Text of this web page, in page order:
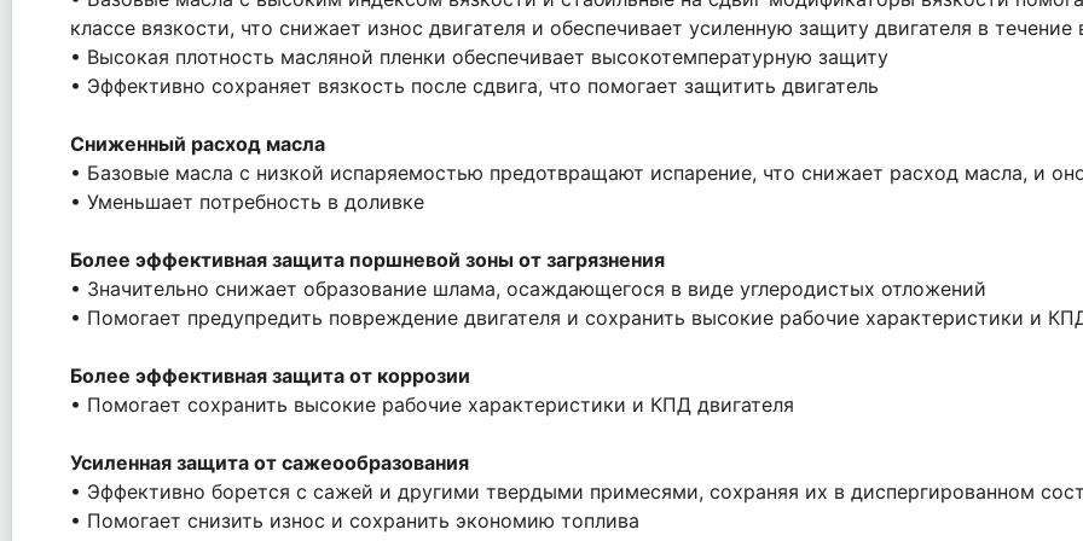
классе вязкости, что снижает износ двигателя и обеспечивает усиленную защиту двигателя в
• Высокая плотность масляной пленки обеспечивает высокотемпературную защиту
• Эффективно сохраняет вязкость после сдвига, что помогает защитить двигатель
Сниженный расход масла
• Базовые масла с низкой испаряемостью предотвращают испарение, что снижает расход масла, и
• Уменьшает потребность в доливке
Более эффективная защита поршневой зоны от загрязнения
• Значительно снижает образование шлама, осаждающегося в виде углеродистых отложений
• Помогает предупредить повреждение двигателя и сохранить высокие рабочие характеристики и
Более эффективная защита от коррозии
• Помогает сохранить высокие рабочие характеристики и КПД двигателя
Усиленная защита от сажеообразования
• Эффективно борется с сажей и другими твердыми примесями, сохраняя их в диспергированном
• Помогает снизить износ и сохранить экономию топлива